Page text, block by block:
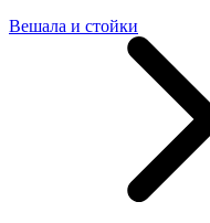
Вешала и стойки